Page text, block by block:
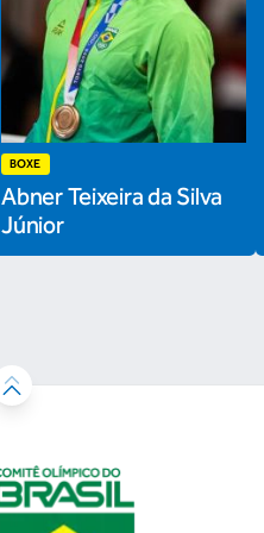
BOXE
Abner Teixeira da Silva
Júnior